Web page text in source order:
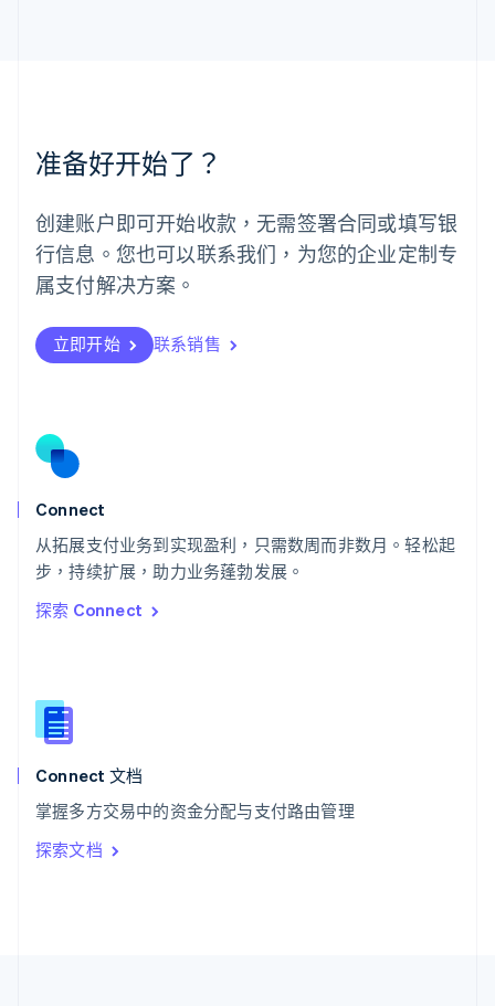
准备好开始了？
创建账户即可开始收款，无需签署合同或填写银
行信息。您也可以联系我们，为您的企业定制专
属支付解决方案。
立即开始 联系销售
Connect
从拓展支付业务到实现盈利，只需数周而非数月。轻松起
步，持续扩展，助力业务蓬勃发展。
探索 Connect
Connect 文档
掌握多方交易中的资金分配与支付路由管理
探索文档
挪威
葡萄牙
Português English
日本
日本語English
瑞典
瑞士
DeutschFrançais
English
斯洛文尼亚
泰国
ไทยEnglish
希腊
English
西班牙
新西兰
English
匈牙利
English
ItalianoEnglish
印度
English